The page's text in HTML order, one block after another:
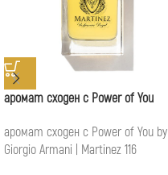
аромат сходен с Power of You
аромат сходен с Power of You by
Giorgio Armani | Martinez 116